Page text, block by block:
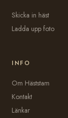
Skicka in häst
Ladda upp foto
INFO
Om Häststam
Kontakt
Länkar